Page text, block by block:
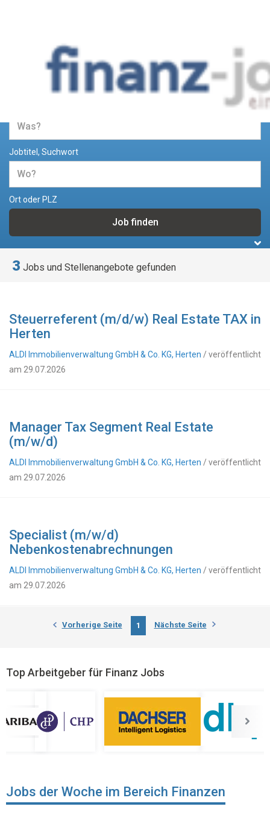
Jobs und Stellenangebote im
Bereich Finanzen
Jobtitel, Suchwort
Ort oder PLZ
3 Jobs und Stellenangebote gefunden
Steuerreferent (m/d/w) Real Estate TAX in
Herten
ALDI Immobilienverwaltung GmbH & Co. KG, Herten / veröffentlicht
am 29.07.2026
Manager Tax Segment Real Estate
(m/w/d)
ALDI Immobilienverwaltung GmbH & Co. KG, Herten / veröffentlicht
am 29.07.2026
Specialist (m/w/d)
Nebenkostenabrechnungen
ALDI Immobilienverwaltung GmbH & Co. KG, Herten / veröffentlicht
am 29.07.2026
Vorherige Seite 1 Nächste Seite
Top Arbeitgeber für Finanz Jobs
Jobs der Woche im Bereich Finanzen